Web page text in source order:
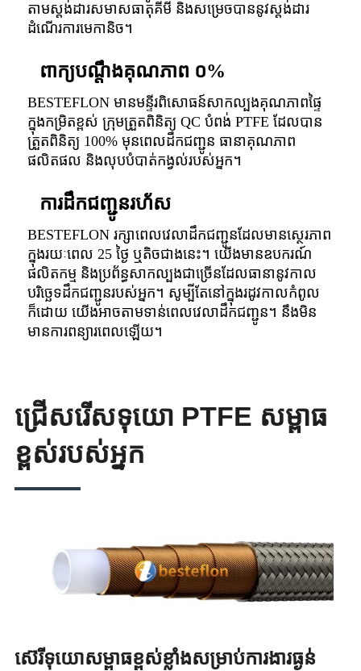
តាមស្តង់ដារសមាសធាតុគីមី និងសម្រេចបាននូវស្តង់ដារ
ដំណើរការមេកានិច។
ពាក្យបណ្តឹងគុណភាព ០%
BESTEFLON មានមន្ទីរពិសោធន៍សាកល្បងគុណភាពផ្ទៃ
ក្នុងកម្រិតខ្ពស់ ក្រុមត្រួតពិនិត្យ QC បំពង់ PTFE ដែលបាន
ត្រួតពិនិត្យ 100% មុនពេលដឹកជញ្ជូន ធានាគុណភាព
ផលិតផល និងលុបបំបាត់កង្វល់របស់អ្នក។
ការដឹកជញ្ជូនរហ័ស
BESTEFLON រក្សាពេលវេលាដឹកជញ្ជូនដែលមានស្ថេរភាព
ក្នុងរយៈពេល 25 ថ្ងៃ ឬតិចជាងនេះ។ យើងមានឧបករណ៍
ផលិតកម្ម និងប្រព័ន្ធសាកល្បងជាច្រើនដែលធានានូវកាល
បរិច្ឆេទដឹកជញ្ជូនរបស់អ្នក។ សូម្បីតែនៅក្នុងរដូវកាលកំពូល
ក៏ដោយ យើងអាចតាមទាន់ពេលវេលាដឹកជញ្ជូន។ នឹងមិន
មានការពន្យារពេលឡើយ។
ជ្រើសរើសទុយោ PTFE សម្ពាធ
ខ្ពស់របស់អ្នក
ស៊េរីទុយោសម្ពាធខ្ពស់ខ្លាំងសម្រាប់ការងារធ្ងន់